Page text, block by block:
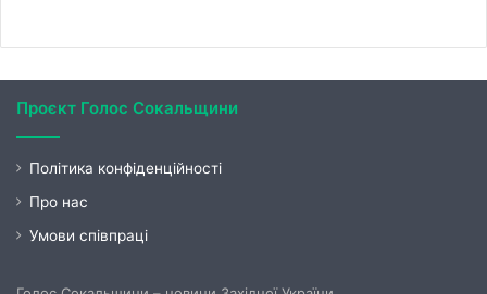
Проєкт Голос Сокальщини
Політика конфіденційності
Про нас
Умови співпраці